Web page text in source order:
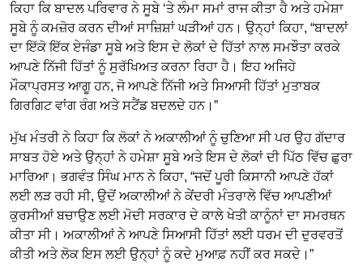
ਕਿਹਾ ਕਿ ਬਾਦਲ ਪਰਿਵਾਰ ਨੇ ਸੂਬੇ ‘ਤੇ ਲੰਮਾ ਸਮਾਂ ਰਾਜ ਕੀਤਾ ਹੈ ਅਤੇ ਹਮੇਸ਼ਾ
ਸੂਬੇ ਨੂੰ ਕਮਜ਼ੋਰ ਕਰਨ ਦੀਆਂ ਸਾਜ਼ਿਸ਼ਾਂ ਘੜੀਆਂ ਹਨ। ਉਨ੍ਹਾਂ ਕਿਹਾ, “ਬਾਦਲਾਂ
ਦਾ ਇੱਕੋ ਇੱਕ ਏਜੰਡਾ ਸੂਬੇ ਅਤੇ ਇਸ ਦੇ ਲੋਕਾਂ ਦੇ ਹਿੱਤਾਂ ਨਾਲ ਸਮਝੌਤਾ ਕਰਕੇ
ਆਪਣੇ ਨਿੱਜੀ ਹਿੱਤਾਂ ਨੂੰ ਸੁਰੱਖਿਅਤ ਕਰਨਾ ਰਿਹਾ ਹੈ। ਇਹ ਅਜਿਹੇ
ਮੌਕਾਪ੍ਰਸਤ ਆਗੂ ਹਨ, ਜੋ ਆਪਣੇ ਨਿੱਜੀ ਅਤੇ ਸਿਆਸੀ ਹਿੱਤਾਂ ਮੁਤਾਬਕ
ਗਿਰਗਿਟ ਵਾਂਗ ਰੰਗ ਅਤੇ ਸਟੈਂਡ ਬਦਲਦੇ ਹਨ।”
ਮੁੱਖ ਮੰਤਰੀ ਨੇ ਕਿਹਾ ਕਿ ਲੋਕਾਂ ਨੇ ਅਕਾਲੀਆਂ ਨੂੰ ਚੁਣਿਆ ਸੀ ਪਰ ਉਹ ਗੱਦਾਰ
ਸਾਬਤ ਹੋਏ ਅਤੇ ਉਨ੍ਹਾਂ ਨੇ ਹਮੇਸ਼ਾ ਸੂਬੇ ਅਤੇ ਇਸ ਦੇ ਲੋਕਾਂ ਦੀ ਪਿੱਠ ਵਿੱਚ ਛੁਰਾ
ਮਾਰਿਆ। ਭਗਵੰਤ ਸਿੰਘ ਮਾਨ ਨੇ ਕਿਹਾ, “ਜਦੋਂ ਪੂਰੀ ਕਿਸਾਨੀ ਆਪਣੇ ਹੱਕਾਂ
ਲਈ ਲੜ ਰਹੀ ਸੀ, ਉਦੋਂ ਅਕਾਲੀਆਂ ਨੇ ਕੇਂਦਰੀ ਮੰਤਰਾਲੇ ਵਿੱਚ ਆਪਣੀਆਂ
ਕੁਰਸੀਆਂ ਬਚਾਉਣ ਲਈ ਮੋਦੀ ਸਰਕਾਰ ਦੇ ਕਾਲੇ ਖੇਤੀ ਕਾਨੂੰਨਾਂ ਦਾ ਸਮਰਥਨ
ਕੀਤਾ ਸੀ। ਅਕਾਲੀਆਂ ਨੇ ਆਪਣੇ ਸਿਆਸੀ ਹਿੱਤਾਂ ਲਈ ਧਰਮ ਦੀ ਦੁਰਵਰਤੋਂ
ਕੀਤੀ ਅਤੇ ਲੋਕ ਇਸ ਲਈ ਉਨ੍ਹਾਂ ਨੂੰ ਕਦੇ ਮੁਆਫ਼ ਨਹੀਂ ਕਰ ਸਕਦੇ।”